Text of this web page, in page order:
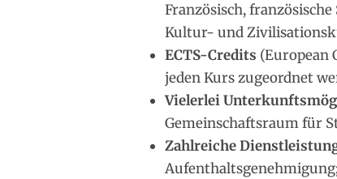
Französisch,
Kultur- und
ECTS-Credits (European
jeden Kurs zugeordnet
Vielerlei
Gemeinschaftsraum für
Zahlreiche